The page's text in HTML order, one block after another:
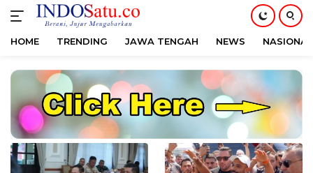
konten
HOME TRENDING JAWA TENGAH NEWS NASIONAL